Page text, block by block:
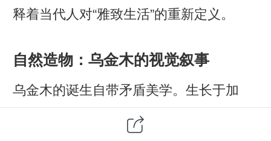
释着当代人对“雅致生活”的重新定义。
自然造物：乌金木的视觉叙事
乌金木的诞生自带矛盾美学。生长于加
蓬、喀麦隆的热带雨林，树木需在贫瘠的